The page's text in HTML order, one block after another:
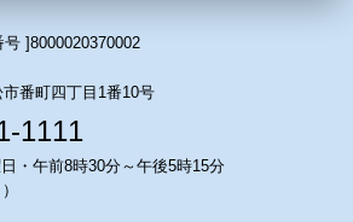
号 ]8000020370002
番町四丁目1番10号
1111
・午前8時30分～午後5時15分